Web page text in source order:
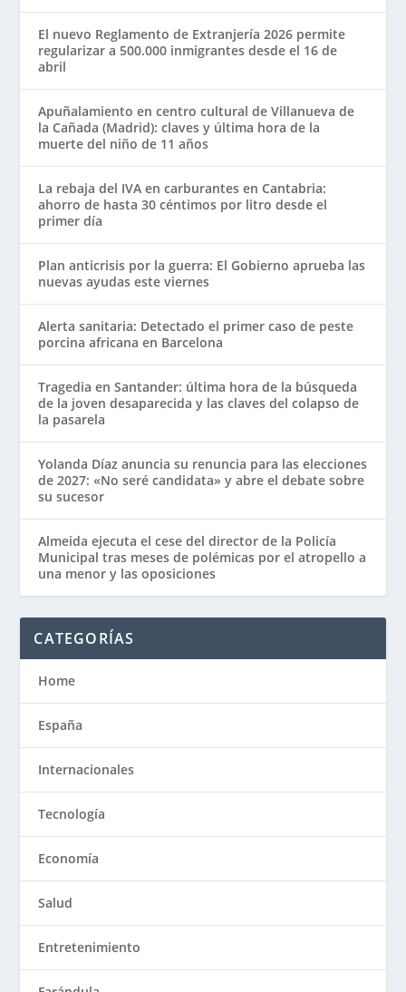
El nuevo Reglamento de Extranjería 2026 permite
regularizar a 500.000 inmigrantes desde el 16 de
abril
Apuñalamiento en centro cultural de Villanueva de
la Cañada (Madrid): claves y última hora de la
muerte del niño de 11 años
La rebaja del IVA en carburantes en Cantabria:
ahorro de hasta 30 céntimos por litro desde el
primer día
Plan anticrisis por la guerra: El Gobierno aprueba las
nuevas ayudas este viernes
Alerta sanitaria: Detectado el primer caso de peste
porcina africana en Barcelona
Tragedia en Santander: última hora de la búsqueda
de la joven desaparecida y las claves del colapso de
la pasarela
Yolanda Díaz anuncia su renuncia para las elecciones
de 2027: «No seré candidata» y abre el debate sobre
su sucesor
Almeida ejecuta el cese del director de la Policía
Municipal tras meses de polémicas por el atropello a
una menor y las oposiciones
CATEGORÍAS
Home
España
Internacionales
Tecnología
Economía
Salud
Entretenimiento